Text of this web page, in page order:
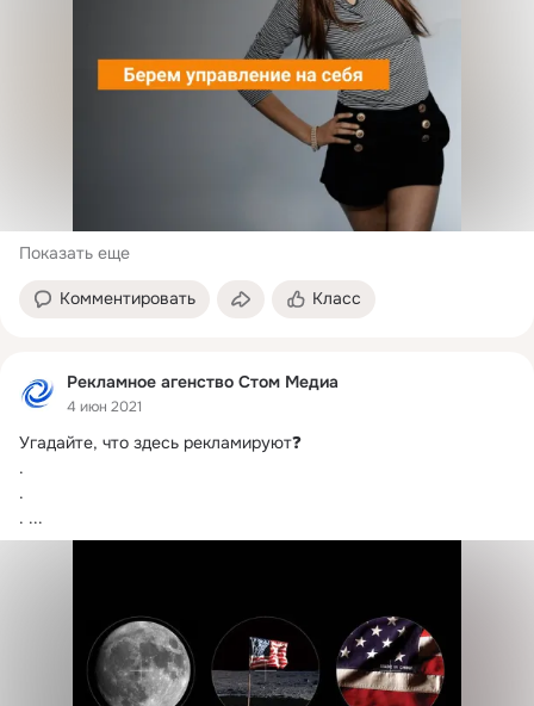
Показать еще
Комментировать Класс
Рекламное агенство Стом Медиа
4 июн 2021
Угадайте, что здесь рекламируют❓
.
.
. ...